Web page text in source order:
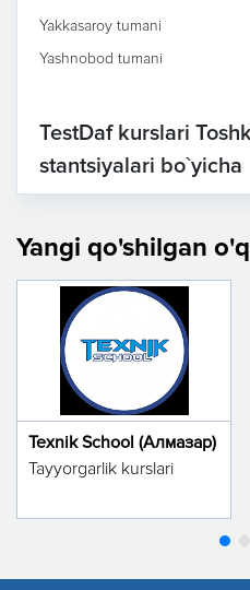
Yakkasaroy tumani
Yashnobod tumani
TestDaf kurslari
stantsiyalari bo`yicha
Yangi qo'shilgan
Texnik School (Алмазар)
Tayyorgarlik kurslari